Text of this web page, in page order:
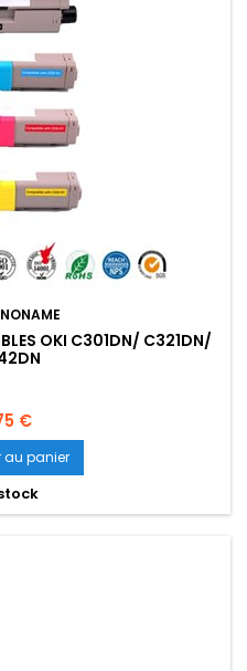
NONAME
OKI C301DN/ C321DN/
€
au panier